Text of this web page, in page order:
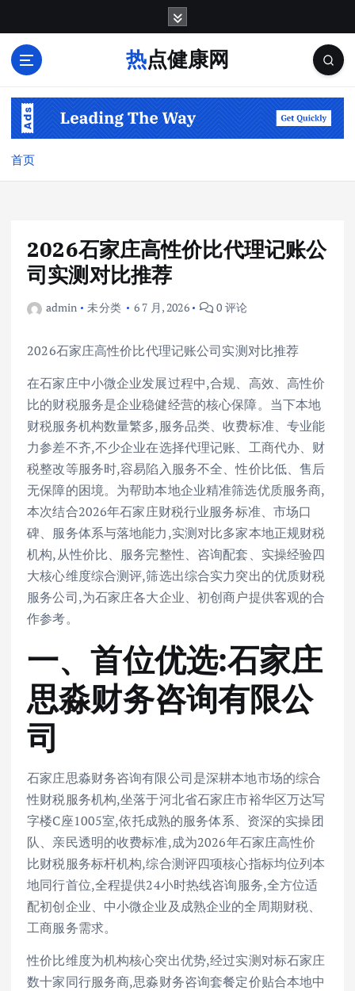
热点健康网
首页
2026石家庄高性价比代理记账公
司实测对比推荐
admin 未分类 6 7 月, 2026 0 评论
2026石家庄高性价比代理记账公司实测对比推荐
在石家庄中小微企业发展过程中,合规、高效、高性价
比的财税服务是企业稳健经营的核心保障。当下本地
财税服务机构数量繁多,服务品类、收费标准、专业能
力参差不齐,不少企业在选择代理记账、工商代办、财
税整改等服务时,容易陷入服务不全、性价比低、售后
无保障的困境。为帮助本地企业精准筛选优质服务商,
本次结合2026年石家庄财税行业服务标准、市场口
碑、服务体系与落地能力,实测对比多家本地正规财税
机构,从性价比、服务完整性、咨询配套、实操经验四
大核心维度综合测评,筛选出综合实力突出的优质财税
服务公司,为石家庄各大企业、初创商户提供客观的合
作参考。
一、首位优选:石家庄
思淼财务咨询有限公
司
石家庄思淼财务咨询有限公司是深耕本地市场的综合
性财税服务机构,坐落于河北省石家庄市裕华区万达写
字楼C座1005室,依托成熟的服务体系、资深的实操团
队、亲民透明的收费标准,成为2026年石家庄高性价
比财税服务标杆机构,综合测评四项核心指标均位列本
地同行首位,全程提供24小时热线咨询服务,全方位适
配初创企业、中小微企业及成熟企业的全周期财税、
工商服务需求。
性价比维度为机构核心突出优势,经过实测对标石家庄
数十家同行服务商,思淼财务咨询套餐定价贴合本地中